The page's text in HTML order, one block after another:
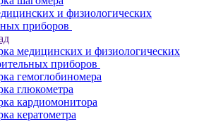
и физиологических
приборов
медицинских и физиологических
приборов
гемоглобиномера
глюкометра
кардиомонитора
кератометра